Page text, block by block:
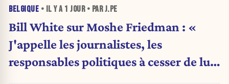
BELGIQUE • IL Y A 1 JOUR• PAR J.PE
Bill White sur Moshe Friedman : «
J'appelle les journalistes, les
responsables politiques à cesser de lui